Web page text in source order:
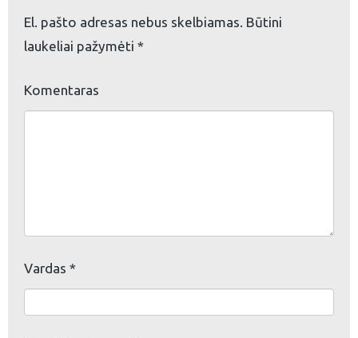
El. pašto adresas nebus skelbiamas. Būtini
laukeliai pažymėti *
Komentaras
Vardas *